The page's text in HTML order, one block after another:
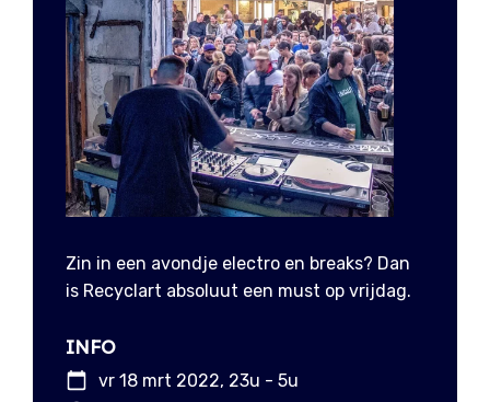
Zin in een avondje electro en breaks? Dan
is Recyclart absoluut een must op vrijdag.
INFO
vr 18 mrt 2022, 23u - 5u